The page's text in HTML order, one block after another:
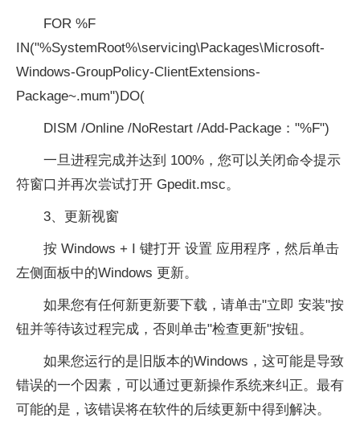
FOR %F
IN("%SystemRoot%\servicing\Packages\Microsoft-
Windows-GroupPolicy-ClientExtensions-
Package~.mum")DO(
DISM /Online /NoRestart /Add-Package："%F")
一旦进程完成并达到 100%，您可以关闭命令提示
符窗口并再次尝试打开 Gpedit.msc。
3、更新视窗
按 Windows + I 键打开 设置 应用程序，然后单击
左侧面板中的Windows 更新。
如果您有任何新更新要下载，请单击"立即 安装"按
钮并等待该过程完成，否则单击"检查更新"按钮。
如果您运行的是旧版本的Windows，这可能是导致
错误的一个因素，可以通过更新操作系统来纠正。最有
可能的是，该错误将在软件的后续更新中得到解决。